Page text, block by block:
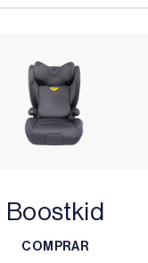
Boostkid
COMPRAR